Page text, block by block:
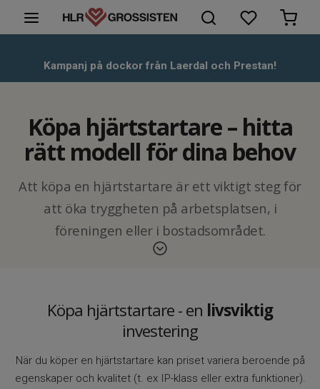
HLR-Dockor
Hjärtstartare & tillbehör
Om oss
Kampanj på dockor från Laerdal och Prestan!
Köpa hjärtstartare – hitta
rätt modell för dina behov
Att köpa en hjärtstartare är ett viktigt steg för
att öka tryggheten på arbetsplatsen, i
föreningen eller i bostadsområdet.
Vi vet att det kan vara svårt att veta var man ska börja –
och ger dig vägledning så att du kan köpa en hjärtstartare
som är enkel att använda, passar platsen den ska installeras
Köpa hjärtstartare - en livsviktig
investering
När du köper en hjärtstartare kan priset variera beroende på
egenskaper och kvalitet (t. ex IP-klass eller extra funktioner).